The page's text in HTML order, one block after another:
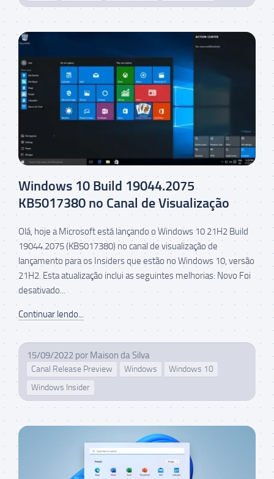
Windows 10 Build 19044.2075
KB5017380 no Canal de Visualização
Olá, hoje a Microsoft está lançando o Windows 10 21H2 Build
19044.2075 (KB5017380) no canal de visualização de
lançamento para os Insiders que estão no Windows 10, versão
21H2. Esta atualização inclui as seguintes melhorias: Novo Foi
desativado...
Continuar lendo...
15/09/2022 por Maison da Silva
Canal Release Preview Windows
Windows 10
Windows Insider